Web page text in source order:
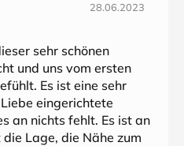
28.06.2023
sehr schönen
und uns vom ersten
Es ist eine sehr
eingerichtete
an nichts fehlt. Es ist an
Lage, die Nähe zum